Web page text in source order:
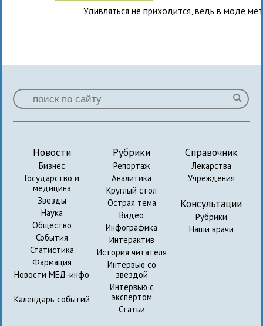
Удивляться не приходится, ведь в моде
Новости
Бизнес
Государство и
медицина
Звезды
Наука
Общество
События
Статистика
Фармация
Новости МЕД-инфо
Календарь событий
Рубрики
Репортаж
Аналитика
Круглый стол
Острая тема
Видео
Инфографика
Интерактив
История читателя
Интервью со
звездой
Интервью с
экспертом
Статьи
Справочник
Лекарства
Учреждения
Консультации
Рубрики
Наши врачи